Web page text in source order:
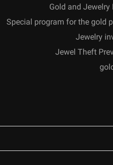
Gold and
Special program for the gold
Jewelry
Jewel Theft